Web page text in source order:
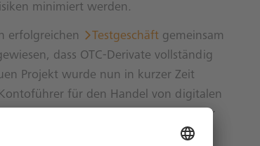
minimiert werden.
erfolgreichen Testgeschäft gemeinsam
dass OTC-Derivate vollständig
Projekt wurde nun in kurzer Zeit
für den Handel von digitalen
Ledger Technologie. Der Betrieb der
auf miteinander verbundenen